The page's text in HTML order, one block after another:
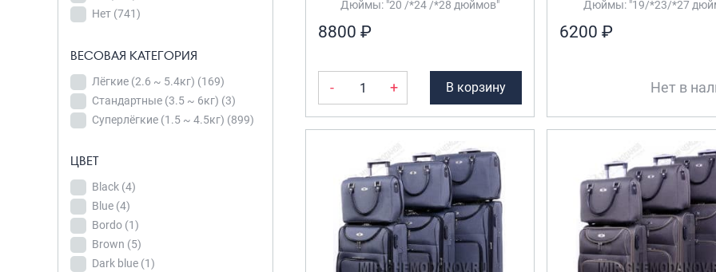
Полиэстер(700d)
ПП-Н-
полипропилен(неубиваемый)
Bordo (1)
Dark blue(1)
Gray (2)
Green(2)
Grey(3)
Pudra(9)
Purple
(2)
Аквамарин
450 ₽
450 4 8639 275
полипропилен(неубиваемый)
Нет (741)
ВЕСОВАЯ КАТЕГОРИЯ
Лёгкие (2.6 ~ 5.4кг) (169)
Стандартные (3.5 ~ 6кг) (3)
Суперлёгкие (1.5 ~ 4.5кг) (899)
ЦВЕТ
Black (4)
Blue (4)
Bordo (1)
Brown (5)
Dark blue (1)
Дюймы: "20 /*24 /*28 дюймов"
8800 ₽
- + В корзину
Дюймы: "19/*23/*27
6200 ₽
Нет в